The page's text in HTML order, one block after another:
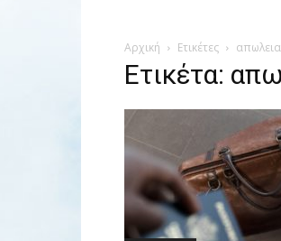
Αρχική Ετικέτες
Ετικέτα: